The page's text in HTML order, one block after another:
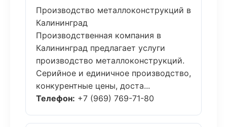
Производство металлоконструкций в
Калининград
Производственная компания в
Калининград предлагает услуги
производство металлоконструкций.
Серийное и единичное производство,
конкурентные цены, доста...
Телефон: +7 (969) 769-71-80